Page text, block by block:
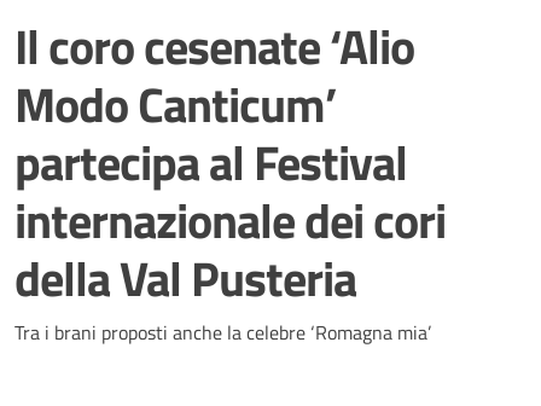
Il coro cesenate ‘Alio
Modo Canticum’
partecipa al Festival
internazionale dei cori
della Val Pusteria
Dettagli della notizia
Tra i brani proposti anche la celebre ‘Romagna mia’